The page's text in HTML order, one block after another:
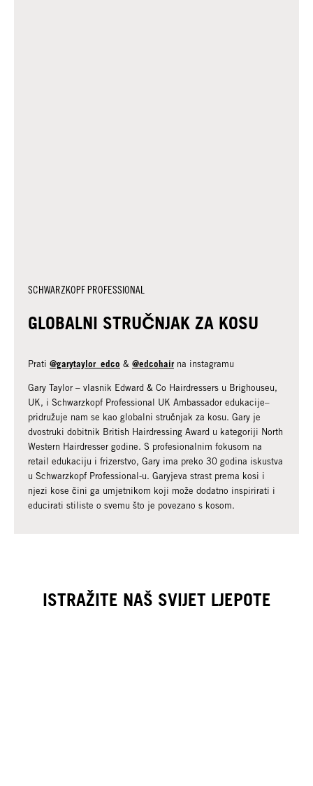
SCHWARZKOPF PROFESSIONAL
GLOBALNI STRUČNJAK ZA KOSU
Prati @garytaylor_edco & @edcohair na instagramu
Gary Taylor – vlasnik Edward & Co Hairdressers u Brighouseu,
UK, i Schwarzkopf Professional UK Ambassador edukacije–
pridružuje nam se kao globalni stručnjak za kosu. Gary je
dvostruki dobitnik British Hairdressing Award u kategoriji North
Western Hairdresser godine. S profesionalnim fokusom na
retail edukaciju i frizerstvo, Gary ima preko 30 godina iskustva
u Schwarzkopf Professional-u. Garyjeva strast prema kosi i
njezi kose čini ga umjetnikom koji može dodatno inspirirati i
educirati stiliste o svemu što je povezano s kosom.
ISTRAŽITE NAŠ SVIJET LJEPOTE